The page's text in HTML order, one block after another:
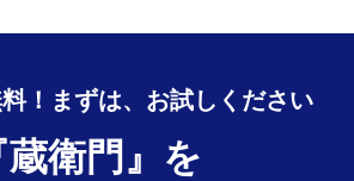
！まずは、 お試しください
蔵衛門』を